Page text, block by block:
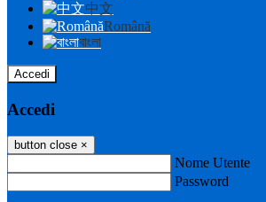
中文
Română
বাংলা
Accedi
Accedi
button close ×
Nome Utente
Password